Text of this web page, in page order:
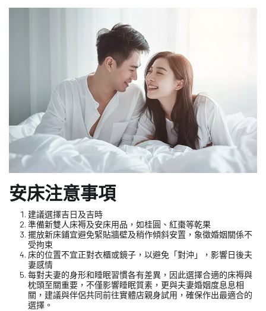
安床注意事項
建議選擇吉日及吉時
準備新雙人床褥及安床用品，如桂圓、紅棗等乾果
擺放新床鋪宜避免緊貼牆壁及稍作傾斜安置，象徵婚姻關係不
受拘束
床的位置不宜正對衣櫃或鏡子，以避免「對沖」，影響日後夫
妻感情
每對夫妻的身形和睡眠習慣各有差異，因此選擇合適的床褥與
枕頭至關重要，不僅影響睡眠質素，更與夫妻婚姻度息息相
關，建議與伴侶共同前往實體店親身試用，確保作出最適合的
選擇。